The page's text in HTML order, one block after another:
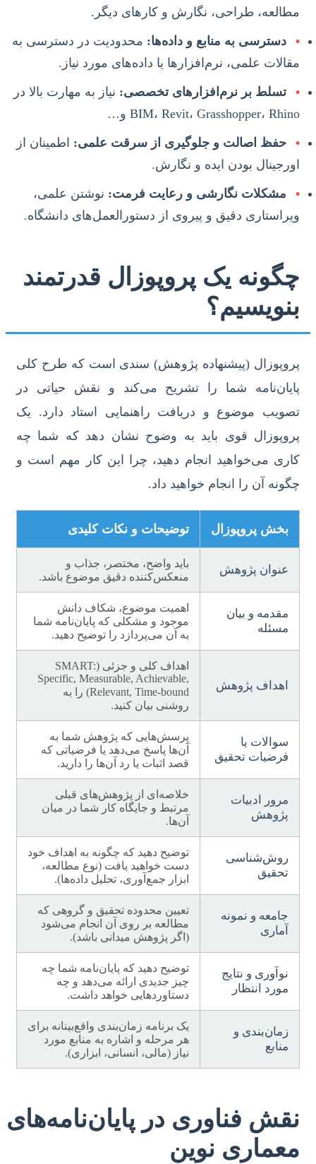
مطالعه، طراحی، نگارش و کارهای دیگر.
• دسترسی به منابع و داده‌ها: محدودیت در دسترسی به
مقالات علمی، نرم‌افزارها یا داده‌های مورد نیاز.
• تسلط بر نرم‌افزارهای تخصصی: نیاز به مهارت بالا در
BIM، Revit، Grasshopper، Rhino و…
• حفظ اصالت و جلوگیری از سرقت علمی: اطمینان از
اورجینال بودن ایده و نگارش.
• مشکلات نگارشی و رعایت فرمت: نوشتن علمی،
ویراستاری دقیق و پیروی از دستورالعمل‌های دانشگاه.
چگونه یک پروپوزال قدرتمند
بنویسیم؟
پروپوزال (پیشنهاده پژوهش) سندی است که طرح کلی
پایان‌نامه شما را تشریح می‌کند و نقش حیاتی در
تصویب موضوع و دریافت راهنمایی استاد دارد. یک
پروپوزال قوی باید به وضوح نشان دهد که شما چه
کاری می‌خواهید انجام دهید، چرا این کار مهم است و
چگونه آن را انجام خواهید داد.
بخش پروپوزال توضیحات و نکات کلیدی
عنوان پژوهش
باید واضح، مختصر، جذاب و
منعکس‌کننده دقیق موضوع باشد.
مقدمه و بیان
مسئله
اهمیت موضوع، شکاف دانش
موجود و مشکلی که پایان‌نامه شما
به آن می‌پردازد را توضیح دهید.
اهداف پژوهش
اهداف کلی و جزئی (SMART:
Specific, Measurable, Achievable,
Relevant, Time-bound) را به
روشنی بیان کنید.
سوالات یا
فرضیات تحقیق
پرسش‌هایی که پژوهش شما به
آن‌ها پاسخ می‌دهد یا فرضیاتی که
قصد اثبات یا رد آن‌ها را دارید.
مرور ادبیات
پژوهش
خلاصه‌ای از پژوهش‌های قبلی
مرتبط و جایگاه کار شما در میان
آن‌ها.
روش‌شناسی
تحقیق
توضیح دهید که چگونه به اهداف خود
دست خواهید یافت (نوع مطالعه،
ابزار جمع‌آوری، تحلیل داده‌ها).
جامعه و نمونه
آماری
تعیین محدوده تحقیق و گروهی که
مطالعه بر روی آن انجام می‌شود
(اگر پژوهش میدانی باشد).
نوآوری و نتایج
مورد انتظار
توضیح دهید که پایان‌نامه شما چه
چیز جدیدی ارائه می‌دهد و چه
دستاوردهایی خواهد داشت.
زمان‌بندی و
منابع
یک برنامه زمان‌بندی واقع‌بینانه برای
هر مرحله و اشاره به منابع مورد
نیاز (مالی، انسانی، ابزاری).
نقش فناوری در پایان‌نامه‌های
معماری نوین